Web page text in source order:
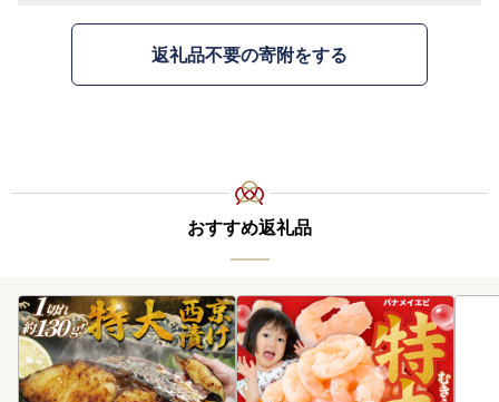
返礼品不要の寄附をする
おすすめ返礼品